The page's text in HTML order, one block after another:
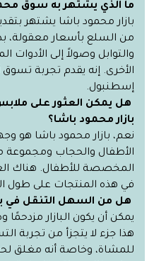
ما الذي يشتهر به سوق
بازار محمود باشا يشتهر
من السلع بأسعار معقولة،
والتوابل وصولاً إلى الأدوات
الأخرى. إنه يقدم تجربة
إسطنبول.
هل يمكن العثور على
بازار محمود باشا؟
نعم، بازار محمود باشا هو
الأطفال والحجاب ومجموعة
المخصصة للأطفال. هناك
في هذه المنتجات على طول
هل من السهل التنقل في
يمكن أن يكون البازار
هذا جزء لا يتجزأ من تجربة
للمشاة، وخاصة أنه مغلق